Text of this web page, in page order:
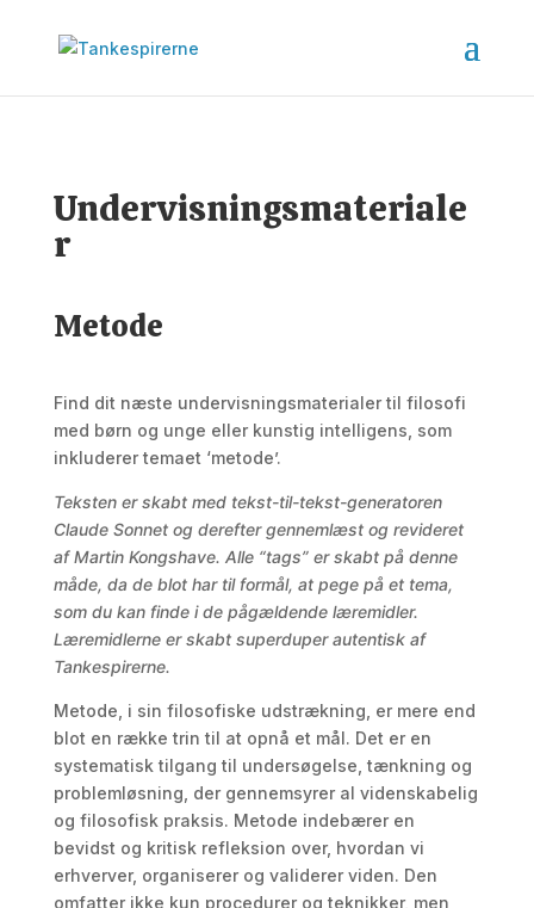
Undervisningsmateriale
r
Metode
Find dit næste undervisningsmaterialer til filosofi
med børn og unge eller kunstig intelligens, som
inkluderer temaet ‘metode’.
Teksten er skabt med tekst-til-tekst-generatoren
Claude Sonnet og derefter gennemlæst og revideret
af Martin Kongshave. Alle “tags” er skabt på denne
måde, da de blot har til formål, at pege på et tema,
som du kan finde i de pågældende læremidler.
Læremidlerne er skabt superduper autentisk af
Tankespirerne.
Metode, i sin filosofiske udstrækning, er mere end
blot en række trin til at opnå et mål. Det er en
systematisk tilgang til undersøgelse, tænkning og
problemløsning, der gennemsyrer al videnskabelig
og filosofisk praksis. Metode indebærer en
bevidst og kritisk refleksion over, hvordan vi
erhverver, organiserer og validerer viden. Den
omfatter ikke kun procedurer og teknikker, men